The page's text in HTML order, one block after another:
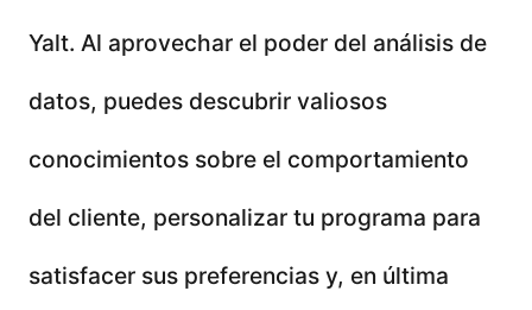
Yalt. Al aprovechar el poder del análisis de
datos, puedes descubrir valiosos
conocimientos sobre el comportamiento
del cliente, personalizar tu programa para
satisfacer sus preferencias y, en última